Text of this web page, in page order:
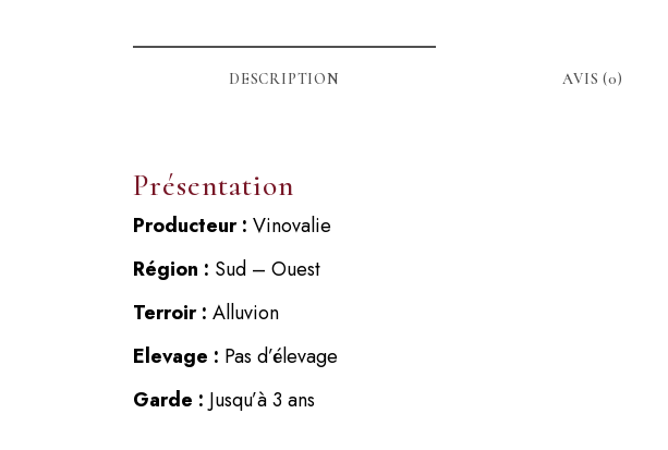
DESCRIPTION AVIS (0)
Présentation
Producteur : Vinovalie
Région : Sud – Ouest
Terroir : Alluvion
Elevage : Pas d’élevage
Garde : Jusqu’à 3 ans